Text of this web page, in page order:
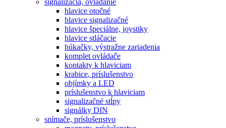
signalizácia, ovládanie
hlavice otočné
hlavice signalizačné
hlavice špeciálne, joystiky
hlavice stláčacie
húkačky, výstražne zariadenia
komplet ovládače
kontakty k hlaviciam
krabice, príslušenstvo
objímky a LED
príslušenstvo k hlaviciam
signalizačné stĺpy
signálky DIN
snímače, príslušenstvo